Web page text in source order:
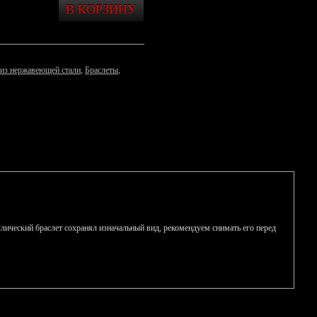
нержавеющей стали, Браслеты,
браслет сохранял изначальный вид, рекомендуем снимать его перед